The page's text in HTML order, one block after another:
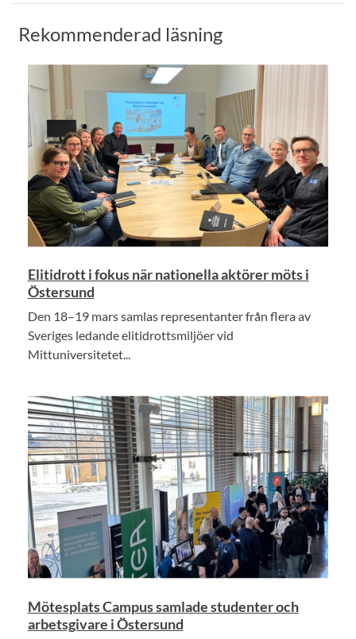
Rekommenderad läsning
Elitidrott i fokus när nationella aktörer möts i
Östersund
Den 18–19 mars samlas representanter från flera av
Sveriges ledande elitidrottsmiljöer vid
Mittuniversitetet...
Mötesplats Campus samlade studenter och
arbetsgivare i Östersund